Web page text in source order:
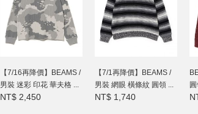
【7/16再降價】BEAMS /
男裝 迷彩 印花 華夫格 ...
NT$ 2,450
【7/1再降價】BEAMS /
男裝 網眼 橫條紋 圓領 ...
NT$ 1,740